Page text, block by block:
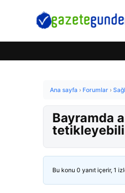
Ana sayfa › Forumlar ›
Bayramda
Bu konu 0 yanıt içerir, 1